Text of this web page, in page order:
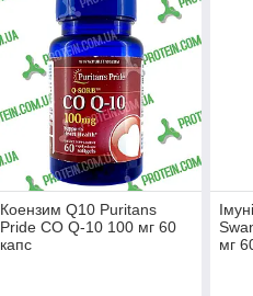
Коензим Q10 Puritans
Pride CO Q-10 100 мг 60
капс
мг